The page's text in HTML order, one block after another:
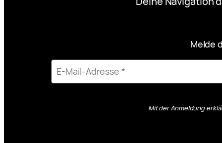
Melde
Mit der Anmeldung